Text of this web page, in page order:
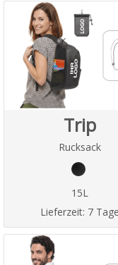
Trip
Rucksack
15L
Lieferzeit: 7 Tage